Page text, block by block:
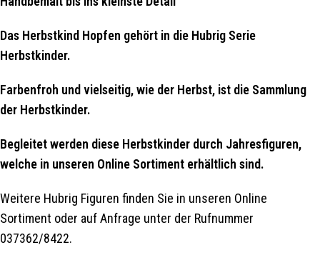
Das Herbstkind Hopfen gehört in die Hubrig Serie
Herbstkinder.
Farbenfroh und vielseitig, wie der Herbst, ist die Sammlung
der Herbstkinder.
Begleitet werden diese Herbstkinder durch Jahresfiguren,
welche in unseren Online Sortiment erhältlich sind.
Weitere Hubrig Figuren finden Sie in unseren Online
Sortiment oder auf Anfrage unter der Rufnummer
037362/8422.